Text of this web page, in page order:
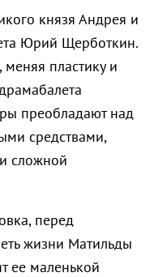
князя Андрея и
Юрий Щерботкин.
пластику и
преобладают над
средствами,
сложной
перед
жизни Матильды
ее маленькой